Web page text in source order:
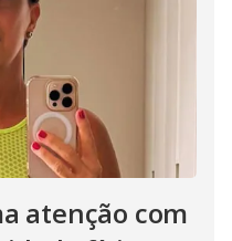
atenção com